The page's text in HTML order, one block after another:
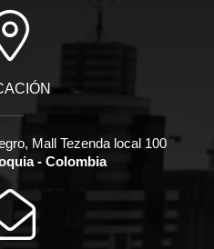
Mall Tezenda local 100
- Colombia